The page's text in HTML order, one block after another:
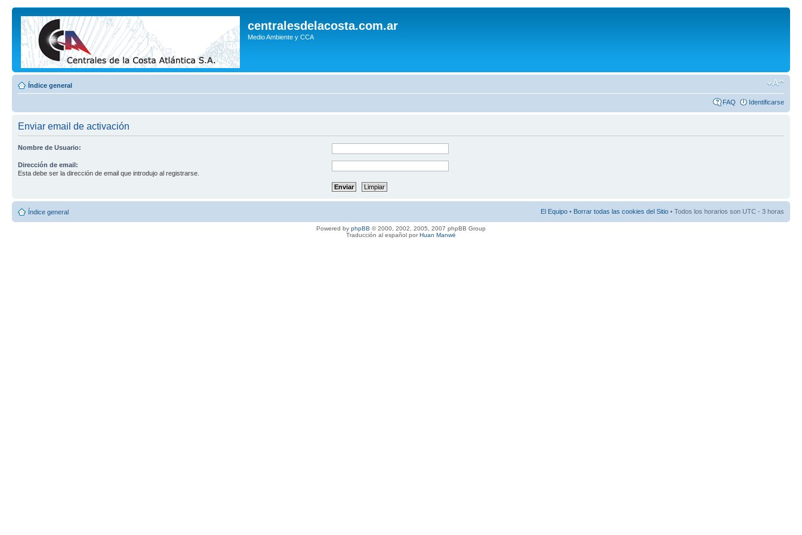
centralesdelacosta.com.ar
Medio Ambiente y CCA
Índice general
FAQ Identificarse
Enviar email de activación
Nombre de Usuario:
Dirección de email:
Esta debe ser la dirección de email que introdujo al registrarse.
Índice general El Equipo • Borrar todas las cookies del Sitio • Todos los horarios son UTC - 3 horas
Powered by phpBB © 2000, 2002, 2005, 2007 phpBB Group
Traducción al español porHuan Manwë